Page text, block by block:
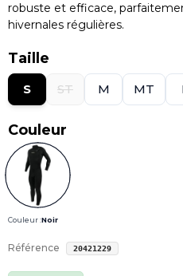
robuste et efficace,
hivernales régulières.
Taille
S ST M MT
Couleur
Couleur :Noir
Référence 20421229